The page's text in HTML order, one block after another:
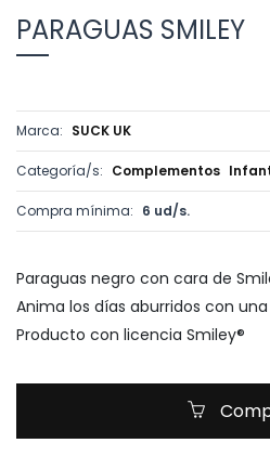
PARAGUAS SMILEY
Marca: SUCK UK
Categoría/s: Complementos
Compra mínima: 6 ud/s.
Paraguas negro con cara de
Anima los días aburridos con una
Producto con licencia Smiley®